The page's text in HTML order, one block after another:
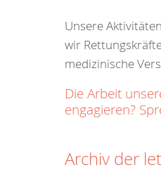
Unsere
wir
medizinische
Die Arbeit
engagieren?
Archiv der